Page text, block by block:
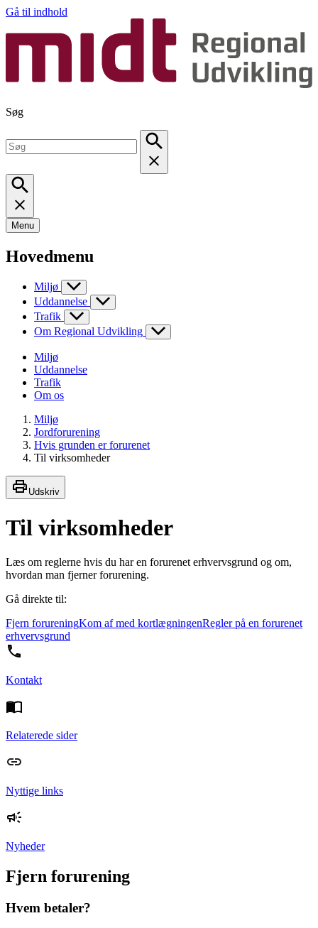
Gå til indhold
Søg
Menu
Hovedmenu
Miljø
Uddannelse
Trafik
Om Regional Udvikling
Miljø
Uddannelse
Trafik
Om os
Miljø
Jordforurening
Hvis grunden er forurenet
Til virksomheder
Udskriv
Til virksomheder
Læs om reglerne hvis du har en forurenet erhvervsgrund og om,
hvordan man fjerner forurening.
Gå direkte til:
Fjern forureningKom af med kortlægningenRegler på en forurenet
erhvervsgrund
Kontakt
Relaterede sider
Nyttige links
Nyheder
Fjern forurening
Hvem betaler?